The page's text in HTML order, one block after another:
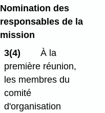
Nomination des
responsables de la
mission
3(4)
À la
première réunion,
les membres du
comité
d'organisation